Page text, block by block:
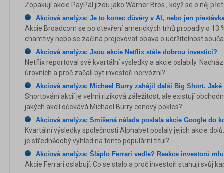
Zopakují akcie PayPal jízdu jako Warner Bros., když se o něj
Akciová analýza: Je to konec důvěry v AI, nebo jen
Akcie Broadcom se po otevření amerických trhů propadly o 13
chamtivý nebo se začíná projevovat obava o udržitelnost
Akciová analýza: Jsou akcie Netflix stále dobrou investicí?
Netflix reportoval své kvartální výsledky a akcie oslabily.
úrovních a proč začali být investoři nervózní?
Akciová analýza: Michael Burry zahájil další Big Short.
Shortování akcií je velmi riziková záležitost, ale existují
jakých akcií očekává Michael Burry cenový pokles?
Akciová analýza: Smíšená nálada poslala akcie Google do
Kvartální výsledky společnosti Alphabet poslaly jejich akcie
je střednědobý výhled na tento populární titul?
Akciová analýza: Šláplo Ferrari vedle? Reakce investorů
Akcie Ferrari oslabují. Co se stalo a proč investoři stahují svůj